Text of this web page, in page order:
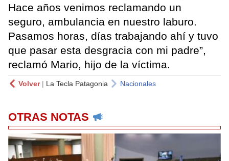
Hace años venimos reclamando un
seguro, ambulancia en nuestro laburo.
Pasamos horas, días trabajando ahí y tuvo
que pasar esta desgracia con mi padre”,
reclamó Mario, hijo de la víctima.
Volver| La Tecla Patagonia Nacionales
OTRAS NOTAS